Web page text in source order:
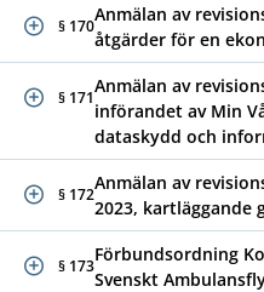
§ 170
Anmälan av
åtgärder för en
§ 171
Anmälan av
införandet av Min
dataskydd och
§ 172
Anmälan av
2023, kartläggande
§ 173
Förbundsordning
Svenskt